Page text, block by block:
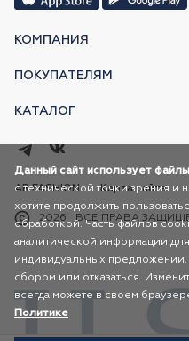
КОМПАНИЯ
ПОКУПАТЕЛЯМ
КАТАЛОГ
2026 ВСЕ ПРАВА
AR FASHION Карта сайта
Данный сайт использует
с технической точки зрения и
хотите продолжить
обработкой. Часть файлов
аналитической информации
индивидуальных предложений.
сбором или отказаться.
всегда можете в своем
Политике